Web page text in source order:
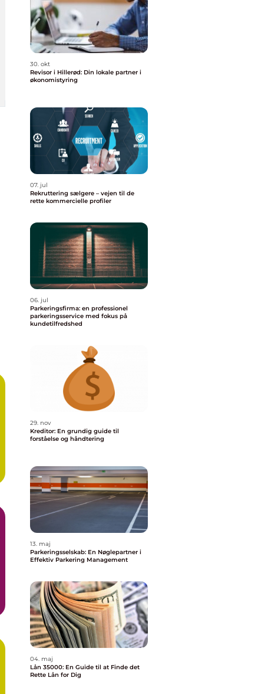
30. okt
Revisor i Hillerød: Din lokale partner i
økonomistyring
07. jul
Rekruttering sælgere – vejen til de
rette kommercielle profiler
06. jul
Parkeringsfirma: en professionel
parkeringsservice med fokus på
kundetilfredshed
29. nov
Kreditor: En grundig guide til
forståelse og håndtering
13. maj
Parkeringsselskab: En Nøglepartner i
Effektiv Parkering Management
04. maj
Lån 35000: En Guide til at Finde det
Rette Lån for Dig